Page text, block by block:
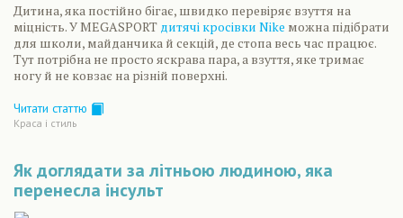
Дитина, яка постійно бігає, швидко перевіряє взуття на
міцність. У MEGASPORT дитячі кросівки Nike можна підібрати
для школи, майданчика й секцій, де стопа весь час працює.
Тут потрібна не просто яскрава пара, а взуття, яке тримає
ногу й не ковзає на різній поверхні.
Читати статтю
Краса і стиль
Як доглядати за літньою людиною, яка
перенесла інсульт